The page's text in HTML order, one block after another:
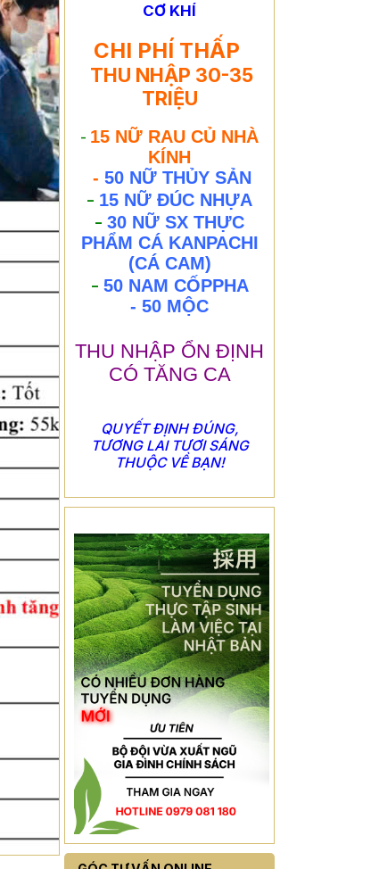
CƠ KHÍ
CHI PHÍ THẤP
THU NHẬP 30-35
TRIỆU
- 15 NỮ RAU CỦ NHÀ
KÍNH
-50 NỮ THỦY SẢN
- 15 NỮ ĐÚC NHỰA
-30 NỮ SX THỰC
PHẨM CÁ KANPACHI
(CÁ CAM)
- 50 NAM CỐPPHA
- 50 MỘC
THU NHẬP ỔN ĐỊNH
CÓ TĂNG CA
QUYẾT ĐỊNH ĐÚNG,
TƯƠNG LAI TƯƠI SÁNG
THUỘC VỀ BẠN!